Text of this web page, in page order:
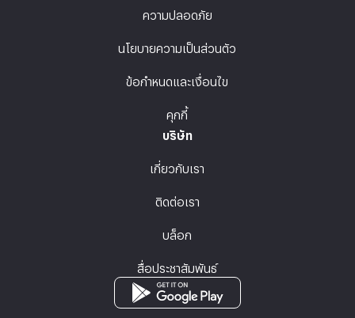
ความปลอดภัย
นโยบายความเป็นส่วนตัว
ข้อกำหนดและเงื่อนไข
คุกกี้
บริษัท
เกี่ยวกับเรา
ติดต่อเรา
บล็อก
สื่อประชาสัมพันธ์